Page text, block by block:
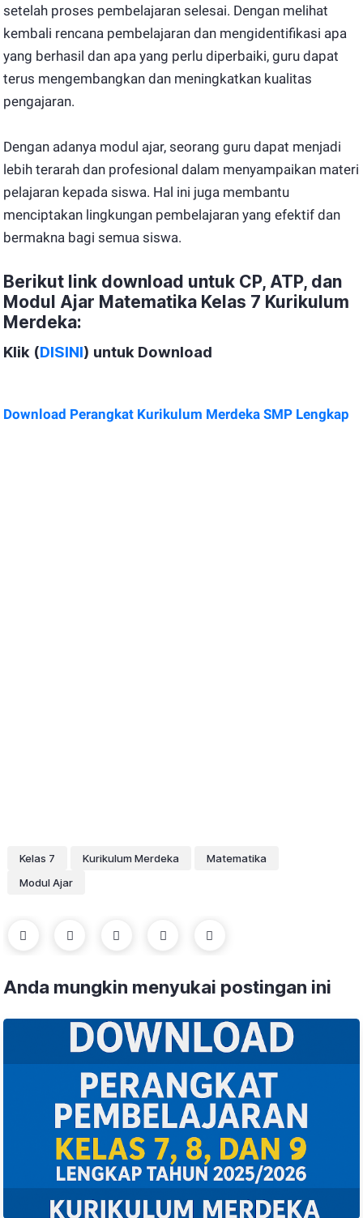
setelah proses pembelajaran selesai. Dengan melihat
kembali rencana pembelajaran dan mengidentifikasi apa
yang berhasil dan apa yang perlu diperbaiki, guru dapat
terus mengembangkan dan meningkatkan kualitas
pengajaran.
Dengan adanya modul ajar, seorang guru dapat menjadi
lebih terarah dan profesional dalam menyampaikan materi
pelajaran kepada siswa. Hal ini juga membantu
menciptakan lingkungan pembelajaran yang efektif dan
bermakna bagi semua siswa.
Berikut link download untuk CP, ATP, dan
Modul Ajar Matematika Kelas 7 Kurikulum
Merdeka:
Klik (DISINI) untuk Download
Download Perangkat Kurikulum Merdeka SMP Lengkap
Kelas 7 Kurikulum Merdeka
Matematika
Modul Ajar
Anda mungkin menyukai postingan ini